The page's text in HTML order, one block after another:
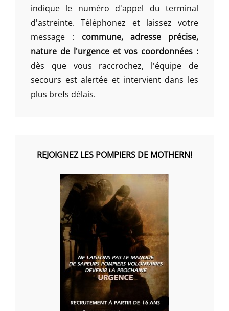
indique le numéro d'appel du terminal
d'astreinte. Téléphonez et laissez votre
message : commune, adresse précise,
nature de l'urgence et vos coordonnées :
dès que vous raccrochez, l'équipe de
secours est alertée et intervient dans les
plus brefs délais.
REJOIGNEZ LES POMPIERS DE MOTHERN!